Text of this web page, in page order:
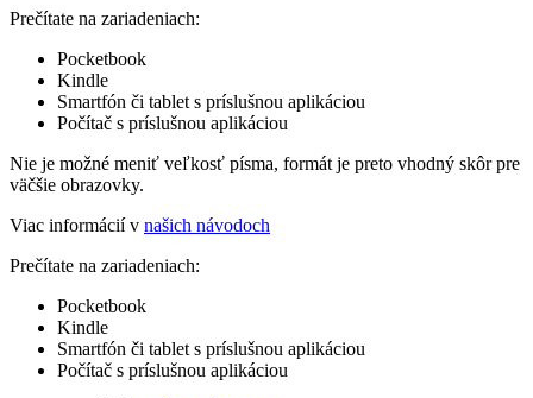
Prečítate na zariadeniach:
Pocketbook
Kindle
Smartfón či tablet s príslušnou aplikáciou
Počítač s príslušnou aplikáciou
Nie je možné meniť veľkosť písma, formát je preto vhodný skôr pre
väčšie obrazovky.
Viac informácií v našich návodoch
Prečítate na zariadeniach:
Pocketbook
Kindle
Smartfón či tablet s príslušnou aplikáciou
Počítač s príslušnou aplikáciou